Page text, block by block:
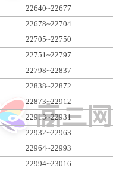
22640~22677
22678~22704
22705~22750
22751~22797
22798~22837
22838~22872
22873~22912
22913~22931
22932~22963
22964~22993
22994~23016